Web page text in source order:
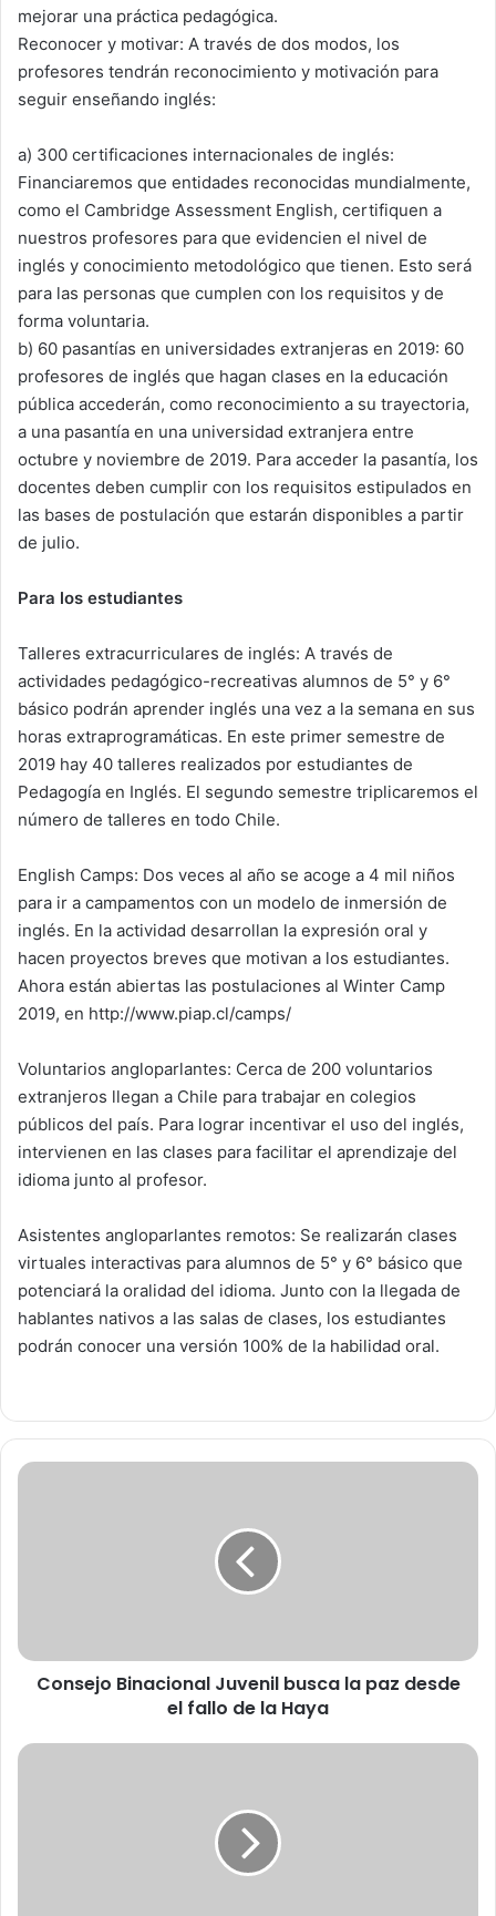
mejorar una práctica pedagógica.
Reconocer y motivar: A través de dos modos, los
profesores tendrán reconocimiento y motivación para
seguir enseñando inglés:
a) 300 certificaciones internacionales de inglés:
Financiaremos que entidades reconocidas mundialmente,
como el Cambridge Assessment English, certifiquen a
nuestros profesores para que evidencien el nivel de
inglés y conocimiento metodológico que tienen. Esto será
para las personas que cumplen con los requisitos y de
forma voluntaria.
b) 60 pasantías en universidades extranjeras en 2019: 60
profesores de inglés que hagan clases en la educación
pública accederán, como reconocimiento a su trayectoria,
a una pasantía en una universidad extranjera entre
octubre y noviembre de 2019. Para acceder la pasantía, los
docentes deben cumplir con los requisitos estipulados en
las bases de postulación que estarán disponibles a partir
de julio.
Para los estudiantes
Talleres extracurriculares de inglés: A través de
actividades pedagógico-recreativas alumnos de 5° y 6°
básico podrán aprender inglés una vez a la semana en sus
horas extraprogramáticas. En este primer semestre de
2019 hay 40 talleres realizados por estudiantes de
Pedagogía en Inglés. El segundo semestre triplicaremos el
número de talleres en todo Chile.
English Camps: Dos veces al año se acoge a 4 mil niños
para ir a campamentos con un modelo de inmersión de
inglés. En la actividad desarrollan la expresión oral y
hacen proyectos breves que motivan a los estudiantes.
Ahora están abiertas las postulaciones al Winter Camp
2019, en http://www.piap.cl/camps/
Voluntarios angloparlantes: Cerca de 200 voluntarios
extranjeros llegan a Chile para trabajar en colegios
públicos del país. Para lograr incentivar el uso del inglés,
intervienen en las clases para facilitar el aprendizaje del
idioma junto al profesor.
Asistentes angloparlantes remotos: Se realizarán clases
virtuales interactivas para alumnos de 5° y 6° básico que
potenciará la oralidad del idioma. Junto con la llegada de
hablantes nativos a las salas de clases, los estudiantes
podrán conocer una versión 100% de la habilidad oral.
C
i
i
Consejo Binacional Juvenil busca la paz desde
el fallo de la Haya
P